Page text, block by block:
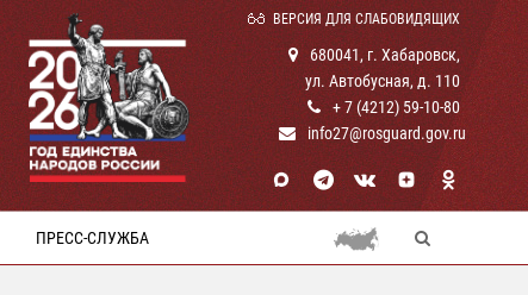
ВЕРСИЯ ДЛЯ СЛАБОВИДЯЩИХ
680041, г. Хабаровск,
ул. Автобусная, д. 110
+ 7 (4212) 59-10-80
info27@rosguard.gov.ru
ПРЕСС-СЛУЖБА